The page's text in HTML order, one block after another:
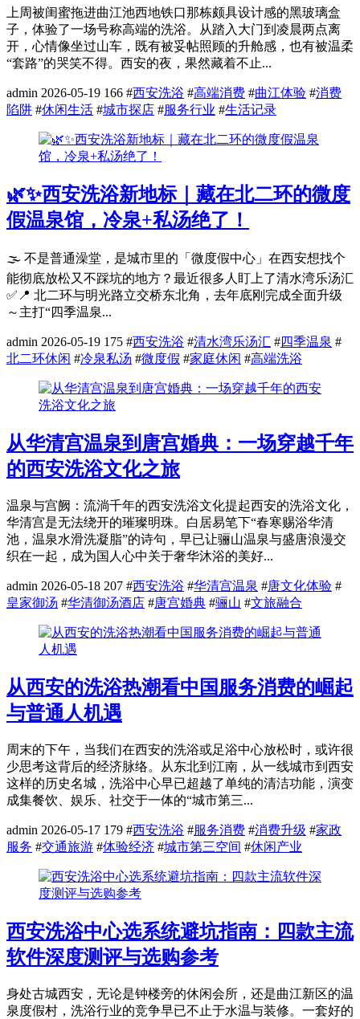
上周被闺蜜拖进曲江池西地铁口那栋颇具设计感的黑玻璃盒
子，体验了一场号称高端的洗浴。从踏入大门到凌晨两点离
开，心情像坐过山车，既有被妥帖照顾的升舱感，也有被温柔
“套路”的哭笑不得。西安的夜，果然藏着不止...
admin 2026-05-19 166 #西安洗浴 #高端消费 #曲江体验 #消费
陷阱 #休闲生活 #城市探店 #服务行业 #生活记录
🌿✨西安洗浴新地标｜藏在北二环的微度
假温泉馆，冷泉+私汤绝了！
🌫️ 不是普通澡堂，是城市里的「微度假中心」在西安想找个
能彻底放松又不踩坑的地方？最近很多人盯上了清水湾乐汤汇
✅📍 北二环与明光路立交桥东北角，去年底刚完成全面升级
～主打“四季温泉...
admin 2026-05-19 175 #西安洗浴 #清水湾乐汤汇 #四季温泉 #
北二环休闲 #冷泉私汤 #微度假 #家庭休闲 #高端洗浴
从华清宫温泉到唐宫婚典：一场穿越千年
的西安洗浴文化之旅
温泉与宫阙：流淌千年的西安洗浴文化提起西安的洗浴文化，
华清宫是无法绕开的璀璨明珠。白居易笔下“春寒赐浴华清
池，温泉水滑洗凝脂”的诗句，早已让骊山温泉与盛唐浪漫交
织在一起，成为国人心中关于奢华沐浴的美好...
admin 2026-05-18 207 #西安洗浴 #华清宫温泉 #唐文化体验 #
皇家御汤 #华清御汤酒店 #唐宫婚典 #骊山 #文旅融合
从西安的洗浴热潮看中国服务消费的崛起
与普通人机遇
周末的下午，当我们在西安的洗浴或足浴中心放松时，或许很
少思考这背后的经济脉络。从东北到江南，从一线城市到西安
这样的历史名城，洗浴中心早已超越了单纯的清洁功能，演变
成集餐饮、娱乐、社交于一体的“城市第三...
admin 2026-05-17 179 #西安洗浴 #服务消费 #消费升级 #家政
服务 #交通旅游 #体验经济 #城市第三空间 #休闲产业
西安洗浴中心选系统避坑指南：四款主流
软件深度测评与选购参考
身处古城西安，无论是钟楼旁的休闲会所，还是曲江新区的温
泉度假村，洗浴行业的竞争早已不止于水温与装修。一套好的